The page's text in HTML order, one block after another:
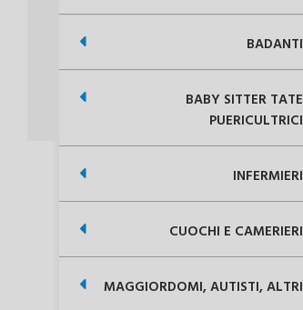
BADANTI
BABY SITTER TATE
PUERICULTRICI
INFERMIERI
CUOCHI E CAMERIERI
MAGGIORDOMI, AUTISTI, ALTRI